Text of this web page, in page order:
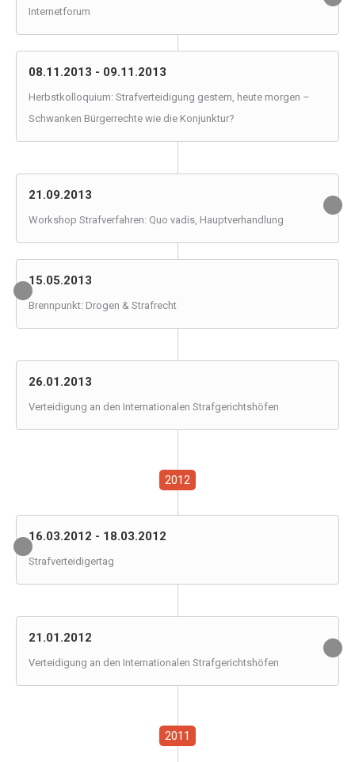
Internetforum
08.11.2013 - 09.11.2013
Herbstkolloquium: Strafverteidigung gestern, heute morgen –
Schwanken Bürgerrechte wie die Konjunktur?
21.09.2013
Workshop Strafverfahren: Quo vadis, Hauptverhandlung
15.05.2013
Brennpunkt: Drogen & Strafrecht
26.01.2013
Verteidigung an den Internationalen Strafgerichtshöfen
2012
16.03.2012 - 18.03.2012
Strafverteidigertag
21.01.2012
Verteidigung an den Internationalen Strafgerichtshöfen
2011